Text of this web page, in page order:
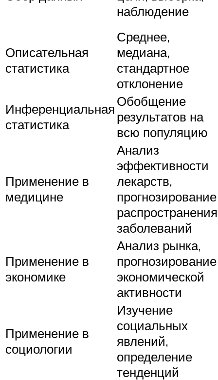
наблюдение
Описательная
статистика
Среднее,
медиана,
стандартное
отклонение
Инференциальная
статистика
Обобщение
результатов на
всю популяцию
Применение в
медицине
Анализ
эффективности
лекарств,
прогнозирование
распространения
заболеваний
Применение в
экономике
Анализ рынка,
прогнозирование
экономической
активности
Применение в
социологии
Изучение
социальных
явлений,
определение
тенденций